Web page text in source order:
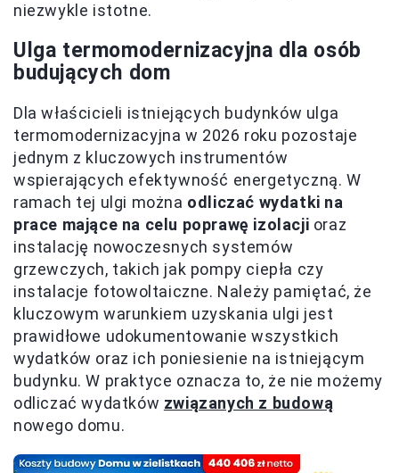
niezwykle istotne.
Ulga termomodernizacyjna dla osób
budujących dom
Dla właścicieli istniejących budynków ulga
termomodernizacyjna w 2026 roku pozostaje
jednym z kluczowych instrumentów
wspierających efektywność energetyczną. W
ramach tej ulgi można odliczać wydatki na
prace mające na celu poprawę izolacji oraz
instalację nowoczesnych systemów
grzewczych, takich jak pompy ciepła czy
instalacje fotowoltaiczne. Należy pamiętać, że
kluczowym warunkiem uzyskania ulgi jest
prawidłowe udokumentowanie wszystkich
wydatków oraz ich poniesienie na istniejącym
budynku. W praktyce oznacza to, że nie możemy
odliczać wydatków związanych z budową
nowego domu.